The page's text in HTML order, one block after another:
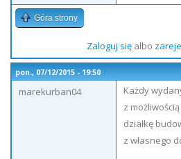
Góra strony
Zaloguj sięalbo
pon., 07/12/2015 - 19:50
marekurban04
Każdy
z
działkę
z własnego